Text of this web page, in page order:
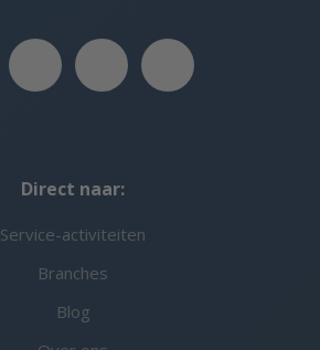
Direct naar:
Service-activiteiten
Branches
Blog